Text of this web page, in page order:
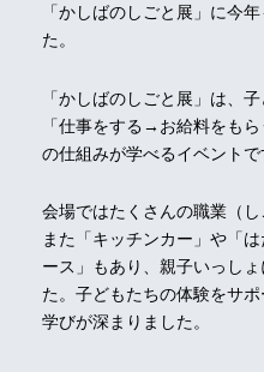
「かしばのしごと展」に今
た。
「かしばのしごと展」は、
「仕事をする→お給料をも
の仕組みが学べるイベントで
会場ではたくさんの職業（し
また「キッチンカー」や「
ース」もあり、親子いっし
た。子どもたちの体験をサ
学びが深まりました。